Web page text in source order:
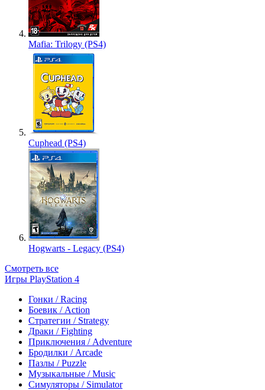
Mafia: Trilogy (PS4)
Cuphead (PS4)
Hogwarts - Legacy (PS4)
Смотреть все
Игры PlayStation 4
Гонки / Racing
Боевик / Action
Стратегии / Strategy
Драки / Fighting
Приключения / Adventure
Бродилки / Arcade
Пазлы / Puzzle
Музыкальные / Music
Симуляторы / Simulator